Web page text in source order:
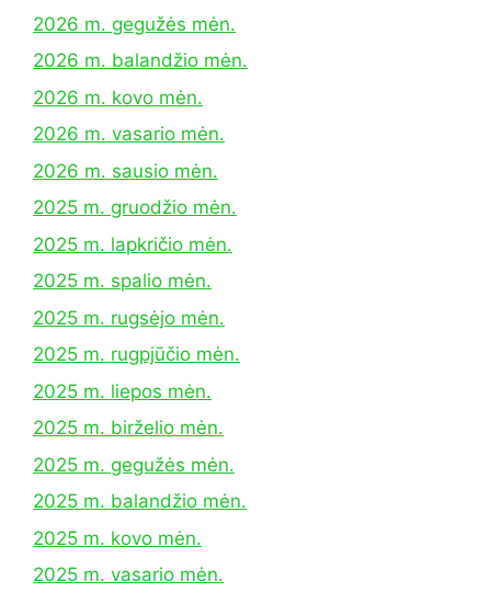
2026 m. gegužės mėn.
2026 m. balandžio mėn.
2026 m. kovo mėn.
2026 m. vasario mėn.
2026 m. sausio mėn.
2025 m. gruodžio mėn.
2025 m. lapkričio mėn.
2025 m. spalio mėn.
2025 m. rugsėjo mėn.
2025 m. rugpjūčio mėn.
2025 m. liepos mėn.
2025 m. birželio mėn.
2025 m. gegužės mėn.
2025 m. balandžio mėn.
2025 m. kovo mėn.
2025 m. vasario mėn.